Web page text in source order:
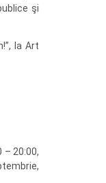
şi
la Art
20:00,